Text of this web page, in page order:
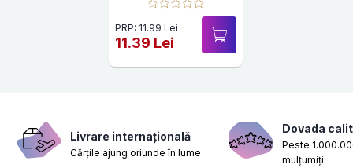
PRP: 11.99 Lei
11.39 Lei
Livrare internațională
Cărțile ajung oriunde în lume
Dovada
Peste
mulțumiți